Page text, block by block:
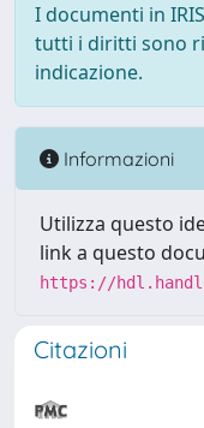
I documenti in
tutti i diritti sono
indicazione.
Informazioni
Utilizza questo
link a questo
https://
Citazioni